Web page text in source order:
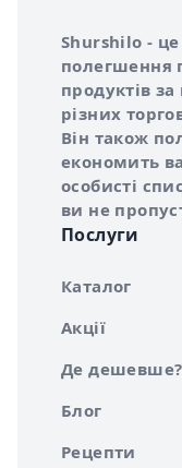
Про сервіс
Shurshilo -
полегшення
продуктів
різних
Він також
економить
особисті
ви не
Послуги
Каталог
Акції
Де дешевше?
Блог
Рецепти